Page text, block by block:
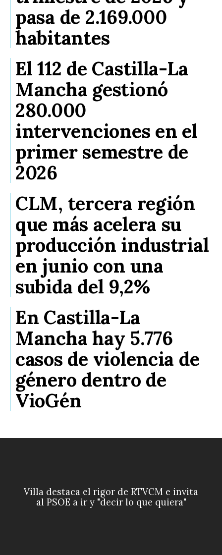
pasa de 2.169.000
habitantes
El 112 de Castilla-La
Mancha gestionó
280.000
intervenciones en el
primer semestre de
2026
CLM, tercera región
que más acelera su
producción industrial
en junio con una
subida del 9,2%
En Castilla-La
Mancha hay 5.776
casos de violencia de
género dentro de
VioGén
Villa destaca el rigor de RTVCM e invita
al PSOE a ir y "decir lo que quiera"